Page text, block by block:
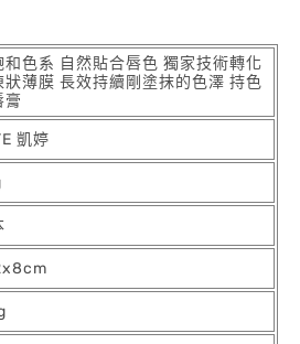
和色系 自然貼合唇色 獨家技術轉化
狀薄膜 長效持續剛塗抹的色澤 持色
膏
凱婷